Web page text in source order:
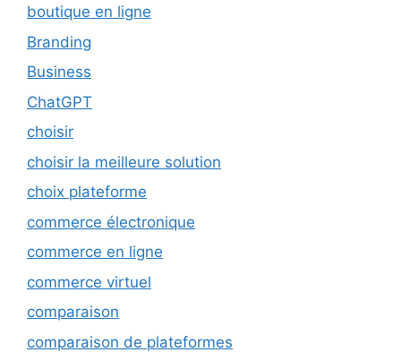
boutique en ligne
Branding
Business
ChatGPT
choisir
choisir la meilleure solution
choix plateforme
commerce électronique
commerce en ligne
commerce virtuel
comparaison
comparaison de plateformes